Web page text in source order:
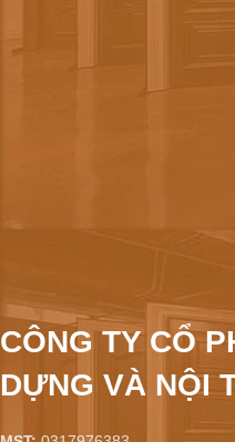
CÔNG TY CỔ
DỰNG VÀ NỘI